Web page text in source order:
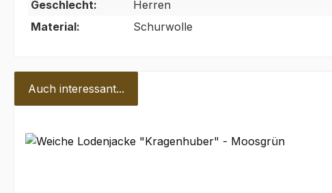
Geschlecht:
Herren
Material:
Schurwolle
Auch interessant...